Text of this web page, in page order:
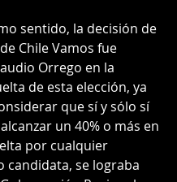
sentido, la decisión de
Chile Vamos fue
Orrego en la
de esta elección, ya
que sí y sólo sí
un 40% o más en
por cualquier
candidata, se lograba